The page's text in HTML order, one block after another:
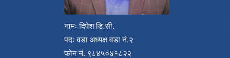
नामः दिपेश डि.सी.
पदः वडा अध्यक्ष वडा नं.२
फोन नं. ९८४५०४१८२२